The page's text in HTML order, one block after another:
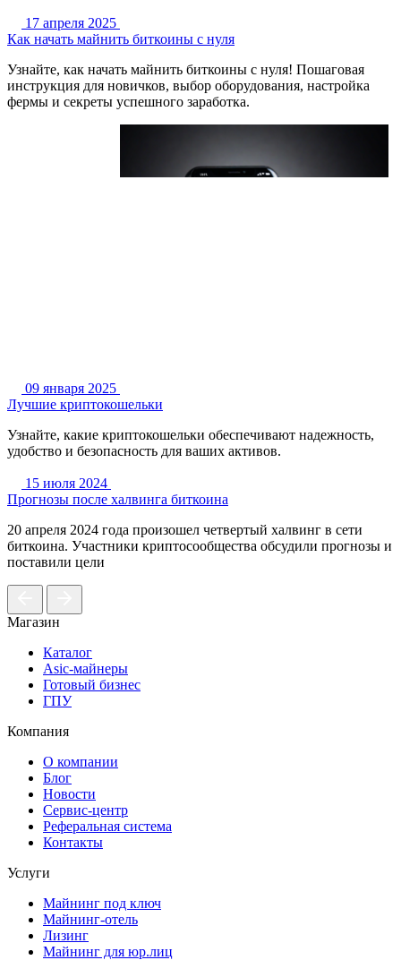
17 апреля 2025
Как начать майнить биткоины с нуля
Узнайте, как начать майнить биткоины с нуля! Пошаговая
инструкция для новичков, выбор оборудования, настройка
фермы и секреты успешного заработка.
09 января 2025
Лучшие криптокошельки
Узнайте, какие криптокошельки обеспечивают надежность,
удобство и безопасность для ваших активов.
15 июля 2024
Прогнозы после халвинга биткоина
20 апреля 2024 года произошел четвертый халвинг в сети
биткоина. Участники криптосообщества обсудили прогнозы и
поставили цели
Магазин
Каталог
Asic-майнеры
Готовый бизнес
ГПУ
Компания
О компании
Блог
Новости
Сервис-центр
Реферальная система
Контакты
Услуги
Майнинг под ключ
Майнинг-отель
Лизинг
Майнинг для юр.лиц